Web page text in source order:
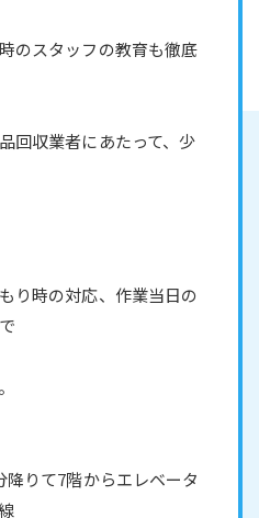
のスタッフの教育も徹底
回収業者にあたって、少
り時の対応、作業当日の
りて7階からエレベータ